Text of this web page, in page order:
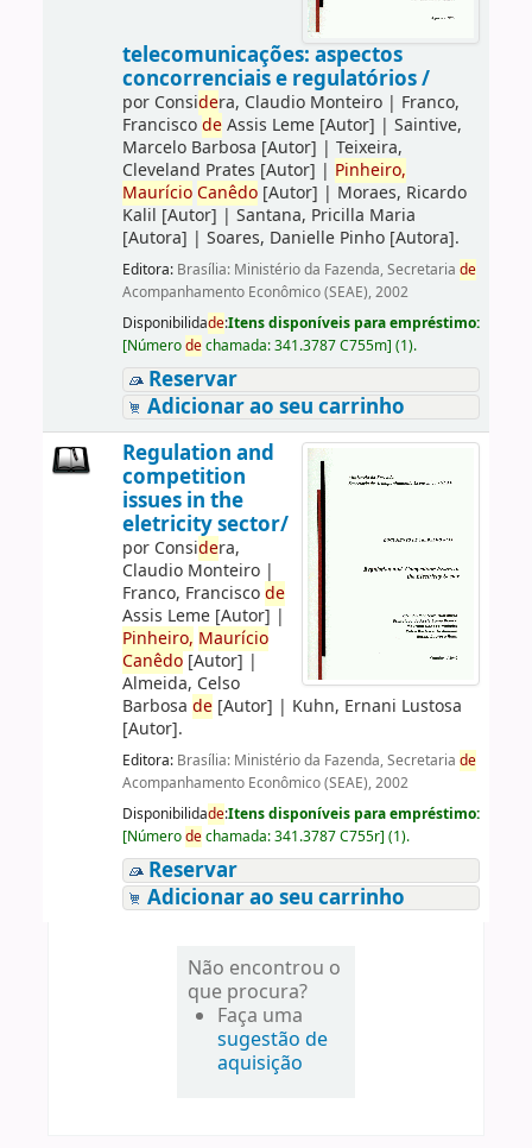
telecomunicações: aspectos
concorrenciais e regulatórios /
por Considera, Claudio Monteiro| Franco,
FranciscodeAssis Leme[Autor] | Saintive,
Marcelo Barbosa [Autor] | Teixeira,
Cleveland Prates [Autor] | Pinheiro,
Maurício Canêdo[Autor] | Moraes, Ricardo
Kalil [Autor] | Santana, Pricilla Maria
[Autora] | Soares, Danielle Pinho[Autora].
Editora: Brasília: Ministério da Fazenda, Secretaria de
Acompanhamento Econômico (SEAE), 2002
Disponibilidade:Itens disponíveis para empréstimo:
[Númerodechamada:341.3787 C755m] (1).
Reservar
Adicionar ao seu carrinho
Regulation and
competition
issues in the
eletricity sector/
por Considera,
Claudio Monteiro|
Franco, Franciscode
Assis Leme[Autor] |
Pinheiro, Maurício
Canêdo[Autor] |
Almeida, Celso
Barbosa de[Autor] | Kuhn, Ernani Lustosa
[Autor].
Editora: Brasília: Ministério da Fazenda, Secretaria de
Acompanhamento Econômico (SEAE), 2002
Disponibilidade:Itens disponíveis para empréstimo:
[Númerodechamada:341.3787 C755r] (1).
Reservar
Adicionar ao seu carrinho
Não encontrou o
que procura?
Faça uma
sugestão de
aquisição